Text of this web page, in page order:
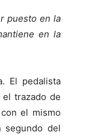
puesto en la
en la
El pedalista
trazado de
el mismo
segundo del